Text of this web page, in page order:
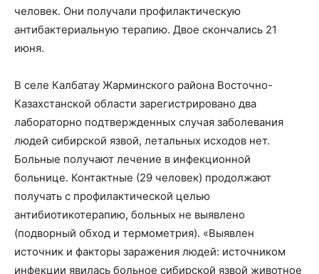
человек. Они получали профилактическую
антибактериальную терапию. Двое скончались 21
июня.
В селе Калбатау Жарминского района Восточно-
Казахстанской области зарегистрировано два
лабораторно подтвержденных случая заболевания
людей сибирской язвой, летальных исходов нет.
Больные получают лечение в инфекционной
больнице. Контактные (29 человек) продолжают
получать с профилактической целью
антибиотикотерапию, больных не выявлено
(подворный обход и термометрия). «Выявлен
источник и факторы заражения людей: источником
инфекции явилась больное сибирской язвой животное